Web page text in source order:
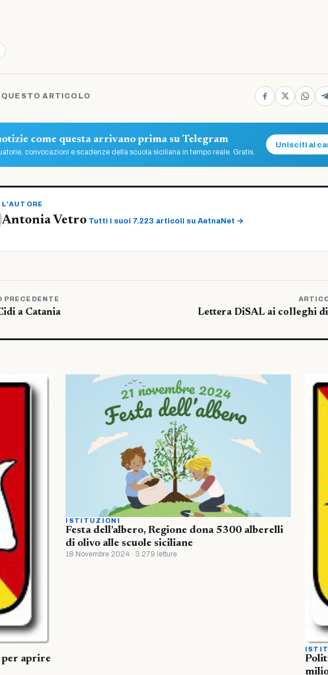
ARTICOLO
come questa arrivano prima su Telegram
convocazioni e scadenze della scuola siciliana in tempo reale. Gratis.
Unisciti al
L'AUTORE
Antonia Vetro Tutti i suoi 7.223 articoli su AetnaNet →
PRECEDENTE
a Catania Lettera DiSAL ai colleghi
per aprire
ISTITUZIONI
Festa dell’albero, Regione dona 5300 alberelli
di olivo alle scuole siciliane
18 Novembre 2024 · 3.279 letture